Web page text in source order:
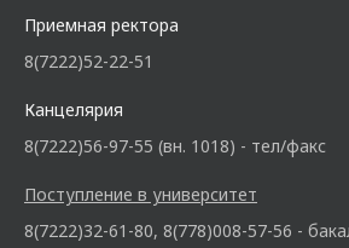
Приемная ректора
8(7222)52-22-51
Канцелярия
8(7222)56-97-55 (вн. 1018) - тел/факс
Поступление в университет
8(7222)32-61-80, 8(778)008-57-56 -